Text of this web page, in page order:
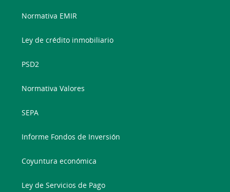
Normativa EMIR
Ley de crédito inmobiliario
PSD2
Normativa Valores
SEPA
Informe Fondos de Inversión
Coyuntura económica
Ley de Servicios de Pago